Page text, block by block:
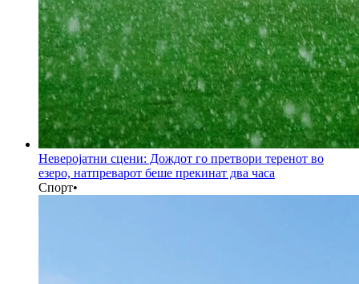
Неверојатни сцени: Дождот го претвори теренот во
езеро, натпреварот беше прекинат два часа
Спорт•